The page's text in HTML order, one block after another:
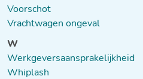
Voorschot
Vrachtwagen ongeval
W
Werkgeversaansprakelijkheid
Whiplash